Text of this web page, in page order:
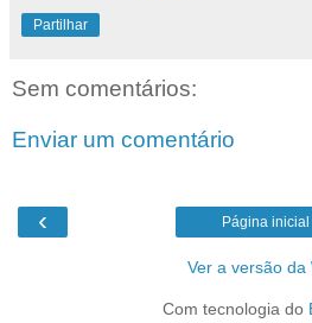
Partilhar
Sem comentários:
Enviar um comentário
‹ Página inicial
Ver a versão da
Com tecnologia do